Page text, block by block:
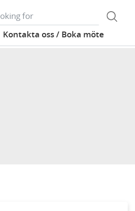
Kontakta oss / Boka möte